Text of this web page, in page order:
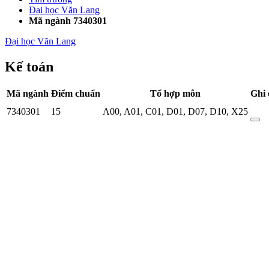
Đại học Văn Lang
Mã ngành 7340301
Đại học Văn Lang
Kế toán
Mã ngành Điểm chuẩn Tổ hợp môn
Ghi
7340301
15 A00, A01, C01, D01, D07, D10, X25